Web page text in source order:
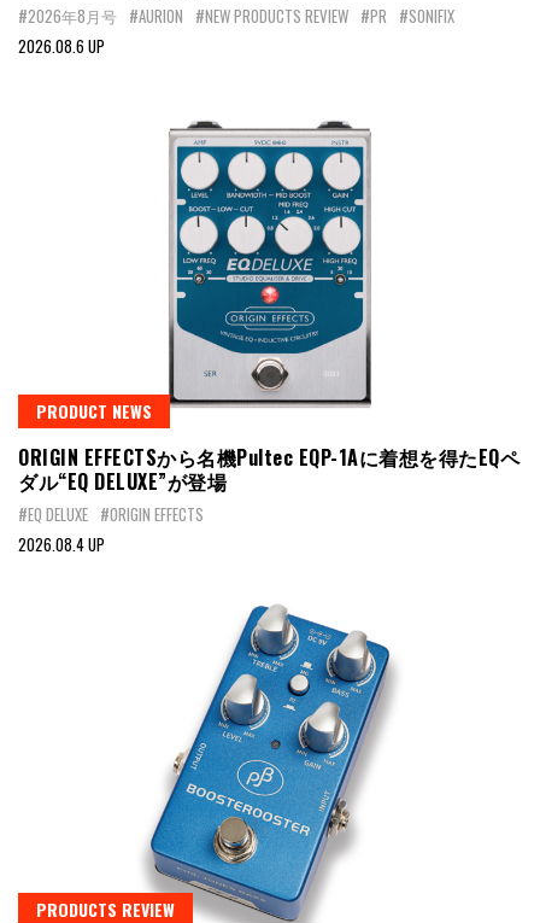
#2026年8月号 #AURION #NEW PRODUCTS REVIEW #PR #SONIFIX
2026.08.6 UP
PRODUCT NEWS
ORIGIN EFFECTSから名機Pultec EQP-1Aに着想を得たEQペ
ダル“EQ DELUXE”が登場
#EQ DELUXE #ORIGIN EFFECTS
2026.08.4 UP
PRODUCTS REVIEW